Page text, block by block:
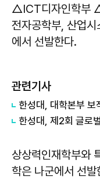
△ICT디자인학부
전자공학부, 산업
에서 선발한다.
관련기사
한성대, 대학본부 보
한성대, 제2회 글로
상상력인재학부와
학은 나군에서 선